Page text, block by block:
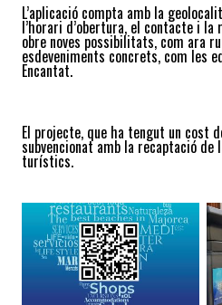
L’aplicació compta amb la
l’horari d’obertura, el contacte i
obre noves possibilitats, com ara
esdeveniments concrets, com les
Encantat.
El projecte, que ha tengut un cost
subvencionat amb la recaptació de
turístics.